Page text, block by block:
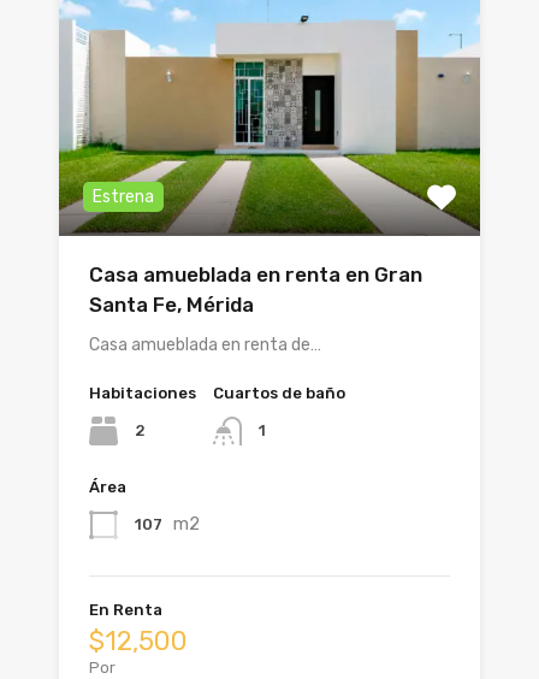
Estrena
Casa amueblada en renta en Gran
Santa Fe, Mérida
Casa amueblada en renta de…
Habitaciones
2
Cuartos de baño
1
Área
107 m2
En Renta
$12,500
Por